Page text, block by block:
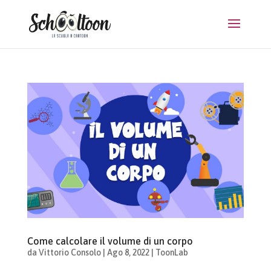
Come calcolare il volume di un corpo
da Vittorio Consolo| Ago 8, 2022| ToonLab